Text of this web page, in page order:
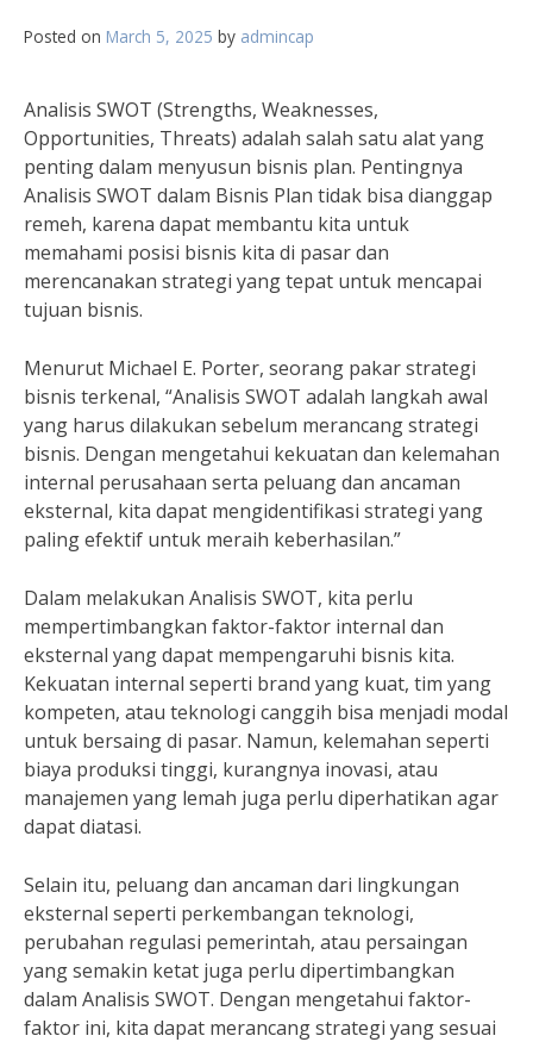
Posted on March 5, 2025 by admincap
Analisis SWOT (Strengths, Weaknesses,
Opportunities, Threats) adalah salah satu alat yang
penting dalam menyusun bisnis plan. Pentingnya
Analisis SWOT dalam Bisnis Plan tidak bisa dianggap
remeh, karena dapat membantu kita untuk
memahami posisi bisnis kita di pasar dan
merencanakan strategi yang tepat untuk mencapai
tujuan bisnis.
Menurut Michael E. Porter, seorang pakar strategi
bisnis terkenal, “Analisis SWOT adalah langkah awal
yang harus dilakukan sebelum merancang strategi
bisnis. Dengan mengetahui kekuatan dan kelemahan
internal perusahaan serta peluang dan ancaman
eksternal, kita dapat mengidentifikasi strategi yang
paling efektif untuk meraih keberhasilan.”
Dalam melakukan Analisis SWOT, kita perlu
mempertimbangkan faktor-faktor internal dan
eksternal yang dapat mempengaruhi bisnis kita.
Kekuatan internal seperti brand yang kuat, tim yang
kompeten, atau teknologi canggih bisa menjadi modal
untuk bersaing di pasar. Namun, kelemahan seperti
biaya produksi tinggi, kurangnya inovasi, atau
manajemen yang lemah juga perlu diperhatikan agar
dapat diatasi.
Selain itu, peluang dan ancaman dari lingkungan
eksternal seperti perkembangan teknologi,
perubahan regulasi pemerintah, atau persaingan
yang semakin ketat juga perlu dipertimbangkan
dalam Analisis SWOT. Dengan mengetahui faktor-
faktor ini, kita dapat merancang strategi yang sesuai